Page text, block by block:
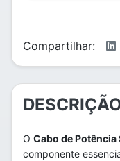
Compartilhar:
O Cabo de Potência
componente